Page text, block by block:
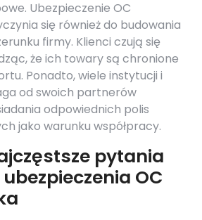
Ubezpieczenie OC
się również do budowania
firmy. Klienci czują się
że ich towary są chronione
Ponadto, wiele instytucji i
od swoich partnerów
odpowiednich polis
jako warunku współpracy.
pytania
OC